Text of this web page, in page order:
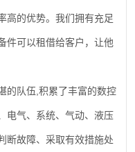
高的优势。我们拥有充足
件可以租借给客户，让他
的队伍 积累了丰富的数控
电气、系统、气动、液压
断故障、采取有效措施处